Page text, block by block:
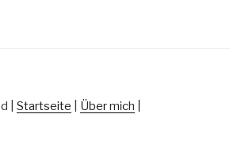
| Startseite Über mich